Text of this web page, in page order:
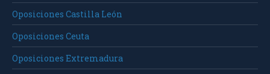
Oposiciones Castilla León
Oposiciones Ceuta
Oposiciones Extremadura